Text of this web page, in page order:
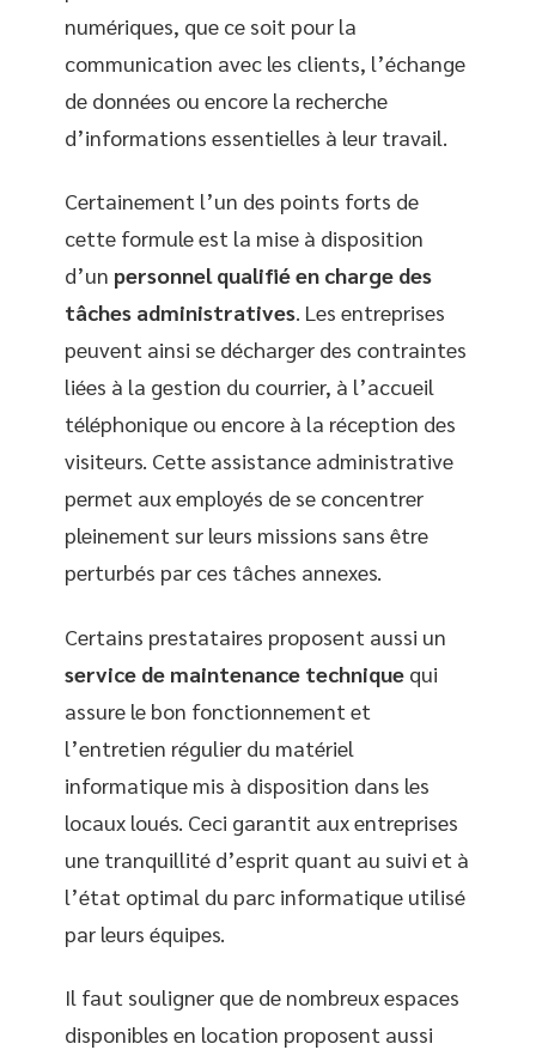
numériques, que ce soit pour la
communication avec les clients, l’échange
de données ou encore la recherche
d’informations essentielles à leur travail.
Certainement l’un des points forts de
cette formule est la mise à disposition
d’un personnel qualifié en charge des
tâches administratives. Les entreprises
peuvent ainsi se décharger des contraintes
liées à la gestion du courrier, à l’accueil
téléphonique ou encore à la réception des
visiteurs. Cette assistance administrative
permet aux employés de se concentrer
pleinement sur leurs missions sans être
perturbés par ces tâches annexes.
Certains prestataires proposent aussi un
service de maintenance technique qui
assure le bon fonctionnement et
l’entretien régulier du matériel
informatique mis à disposition dans les
locaux loués. Ceci garantit aux entreprises
une tranquillité d’esprit quant au suivi et à
l’état optimal du parc informatique utilisé
par leurs équipes.
Il faut souligner que de nombreux espaces
disponibles en location proposent aussi